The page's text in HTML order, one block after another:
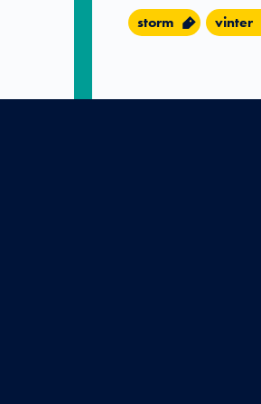
storm vinter